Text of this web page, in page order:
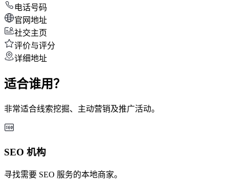
电话号码
官网地址
社交主页
评价与评分
详细地址
适合谁用？
非常适合线索挖掘、主动营销及推广活动。
SEO 机构
寻找需要 SEO 服务的本地商家。